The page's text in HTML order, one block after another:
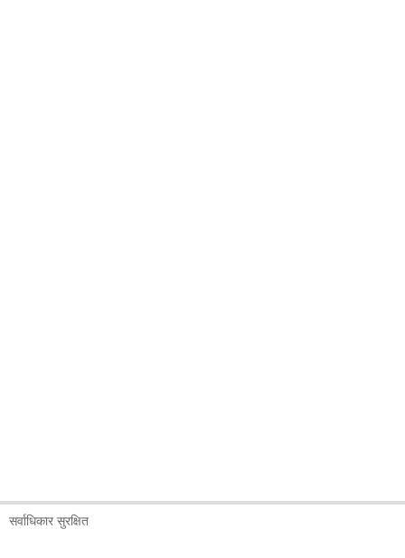
सर्वाधिकार सुरक्षित